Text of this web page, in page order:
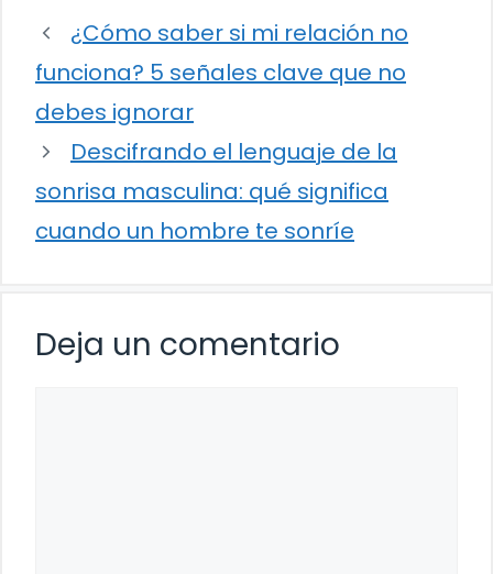
¿Cómo saber si mi relación no
funciona? 5 señales clave que no
debes ignorar
Descifrando el lenguaje de la
sonrisa masculina: qué significa
cuando un hombre te sonríe
Deja un comentario